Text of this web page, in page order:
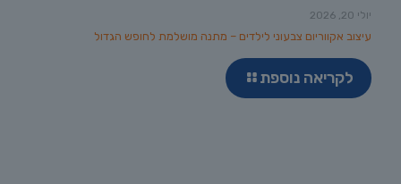
יולי 20, 2026
עיצוב אקווריום צבעוני לילדים – מתנה מושלמת לחופש הגדול
לקריאה נוספת